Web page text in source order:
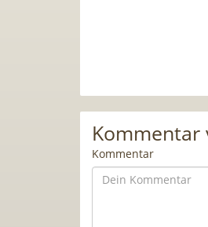
Kommentar
Kommentar